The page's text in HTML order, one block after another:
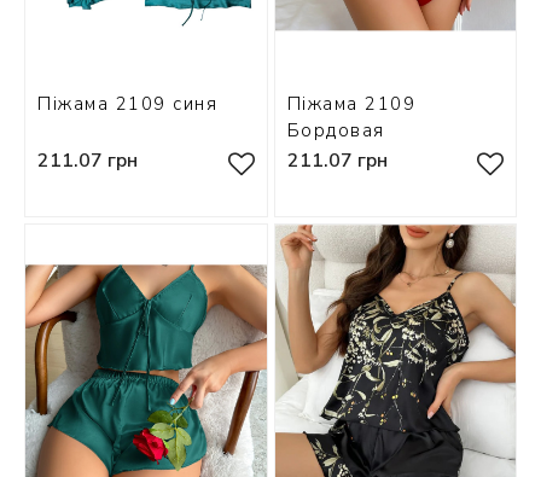
Піжама 2109 синя
211.07 грн
Піжама 2109
Бордовая
211.07 грн